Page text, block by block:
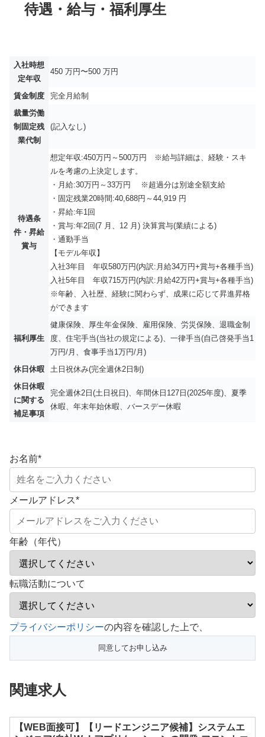
待遇・給与・福利厚生
入社時想
定年収
450 万円〜500 万円
賃金制度
完全月給制
裁量労働
制固定残
業代制
(記入なし)
待遇条
件・昇給
賞与
想定年収:450万円～500万円 ※給与詳細は、経験・スキ
ルを考慮の上決定します。
・月給:30万円～33万円 ※超過分は別途全額支給
・固定残業20時間:40,688円～44,919 円
・昇給:年1回
・賞与:年2回(7 月、12 月) 決算賞与(業績による)
・通勤手当
【モデル年収】
入社3年目 年収580万円(内訳:月給34万円+賞与+各種手当)
入社5年目 年収715万円(内訳:月給42万円+賞与+各種手当)
※年齢、入社歴、経験に関わらず、成果に応じて昇進昇格
ができます
福利厚生
健康保険、厚生年金保険、雇用保険、労災保険、退職金制
度、住宅手当(当社の規定による)、一律手当(自己啓発手当1
万円/月、食事手当1万円/月)
休日休暇
土日祝休み(完全週休2日制)
休日休暇
に関する
補足事項
完全週休2日(土日祝日)、年間休日127日(2025年度)、夏季
休暇、年末年始休暇、バースデー休暇
お名前*
メールアドレス*
年齢（年代）
転職活動について
こ
フ
ー
プライバシーポリシーの内容を確認した上で、
関連求人
【WEB面接可】【リードエンジニア候補】システムエ